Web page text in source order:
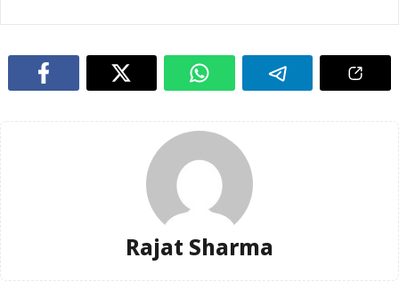
Rajat Sharma